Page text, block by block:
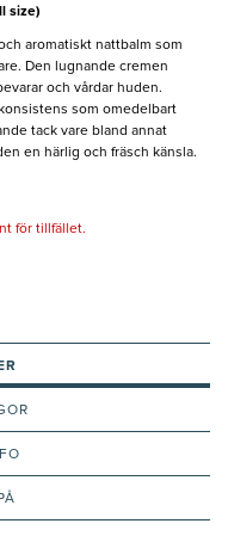
size)
aromatiskt nattbalm som
Den lugnande cremen
och vårdar huden.
som omedelbart
tack vare bland annat
en härlig och fräsch känsla.
för tillfället.